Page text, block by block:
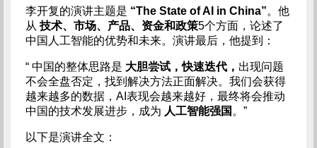
李开复的演讲主题是 “The State of AI in China”。他
从 技术、市场、产品、资金和政策5个方面，论述了
中国人工智能的优势和未来。演讲最后，他提到：
“ 中国的整体思路是 大胆尝试，快速迭代， 出现问题
不会全盘否定，找到解决方法正面解决。我们会获得
越来越多的数据，AI表现会越来越好，最终将会推动
中国的技术发展进步，成为 人工智能强国 。”
以下是演讲全文：